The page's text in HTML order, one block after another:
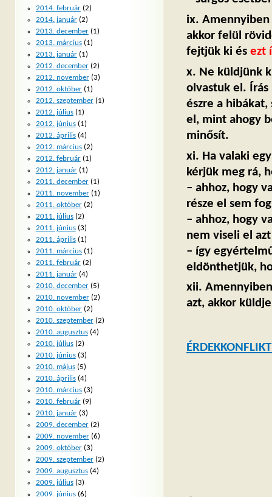
ix. Amennyiben
akkor felül
fejtjük ki és ezt
x. Ne küldjünk
olvastuk el. Írás
észre a
el, mint ahogy
minősít.
xi. Ha valaki
kérjük meg rá,
– ahhoz, hogy
része el sem
– ahhoz, hogy
nem viseli el
– így
eldönthetjük,
xii.
azt, akkor
2014. február(2)
2014. január(2)
2013. december(1)
2013. március(1)
2013. január(1)
2012. december(2)
2012. november(3)
2012. október(1)
2012. szeptember(1)
2012. július(1)
2012. június(1)
2012. április(4)
2012. március(2)
2012. február(1)
2012. január(1)
2011. december(1)
2011. november(1)
2011. október(2)
2011. július(2)
2011. június(3)
2011. április(1)
2011. március(1)
2011. február(2)
2011. január(4)
2010. december(5)
2010. november(2)
2010. október(2)
2010. szeptember(2)
2010. augusztus(4)
2010. július(2)
2010. június(3)
2010. május(5)
2010. április(4)
2010. március(3)
2010. február(9)
2010. január(3)
2009. december(2)
2009. november(6)
2009. október(3)
2009. szeptember(2)
2009. augusztus(4)
2009. július(3)
2009. június(6)